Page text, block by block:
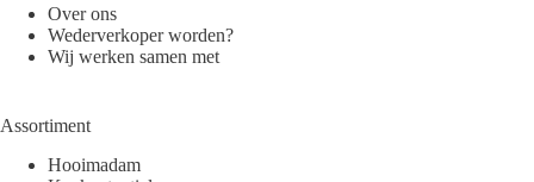
Over ons
Wederverkoper worden?
Wij werken samen met
Assortiment
Hooimadam